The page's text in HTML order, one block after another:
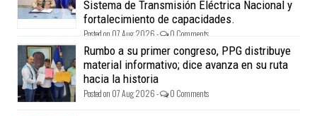
Sistema de Transmisión Eléctrica Nacional y
fortalecimiento de capacidades.
Posted on 07 Aug 2026 - 0 Comments
Rumbo a su primer congreso, PPG distribuye
material informativo; dice avanza en su ruta
hacia la historia
Posted on 07 Aug 2026 - 0 Comments